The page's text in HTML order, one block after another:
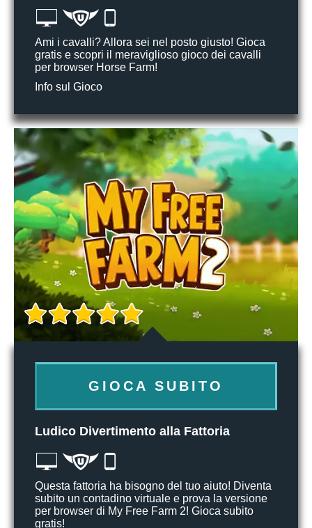
Ami i cavalli? Allora sei nel posto giusto! Gioca
gratis e scopri il meraviglioso gioco dei cavalli
per browser Horse Farm!
Info sul Gioco
GIOCA SUBITO
Ludico Divertimento alla Fattoria
Questa fattoria ha bisogno del tuo aiuto! Diventa
subito un contadino virtuale e prova la versione
per browser di My Free Farm 2! Gioca subito
gratis!